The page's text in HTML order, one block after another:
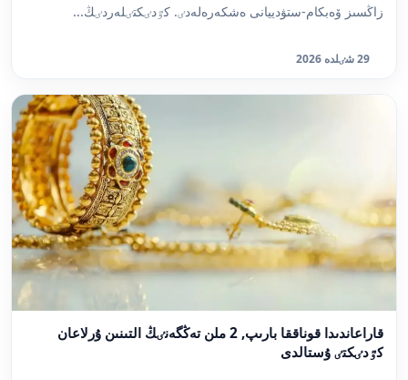
زاڭسىز ۆەبكام-ستۋدييانى ەشكەرەلەدٸ. كٷدٸكتٸلەردٸڭ...
29 شٸلدە 2026
قاراعاندىدا قوناققا بارىپ, 2 ملن تەڭگەنٸڭ التىنىن ۇرلاعان
كٷدٸكتٸ ۇستالدى